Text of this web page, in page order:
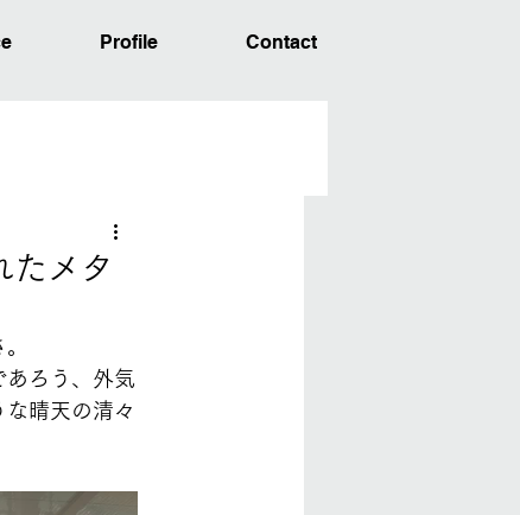
Profile Contact
たメタ
あろう、外気
晴天の清々